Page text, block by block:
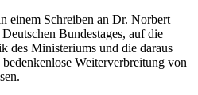
einem Schreiben an Dr. Norbert
Bundestages, auf die
des Ministeriums und die daraus
Weiterverbreitung von